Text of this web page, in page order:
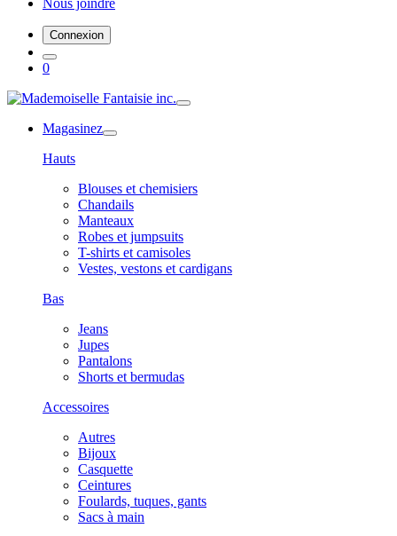
Nous joindre
Connexion
0
Magasinez
Hauts
Blouses et chemisiers
Chandails
Manteaux
Robes et jumpsuits
T-shirts et camisoles
Vestes, vestons et cardigans
Bas
Jeans
Jupes
Pantalons
Shorts et bermudas
Accessoires
Autres
Bijoux
Casquette
Ceintures
Foulards, tuques, gants
Sacs à main